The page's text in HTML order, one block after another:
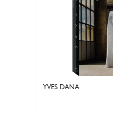
YVES DANA